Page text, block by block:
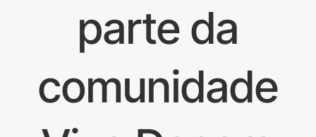
parte da
comunidade